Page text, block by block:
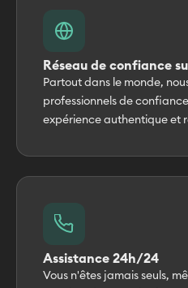
Réseau de confiance
Partout dans le monde,
professionnels de
expérience authentique et
Assistance 24h/24
Vous n'êtes jamais seuls,